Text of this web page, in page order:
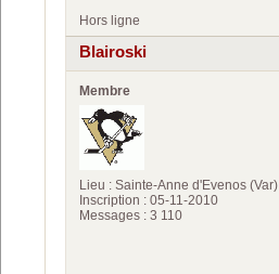
Hors ligne
Blairoski
Membre
Lieu : Sainte-Anne d'Evenos (Var)
Inscription : 05-11-2010
Messages : 3 110